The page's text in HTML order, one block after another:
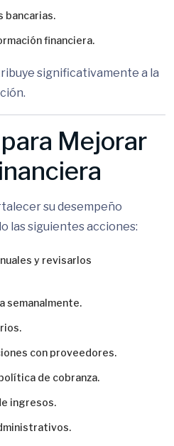
bancarias.
financiera.
significativamente a la
Mejorar
su desempeño
las siguientes acciones:
y revisarlos
semanalmente.
con proveedores.
de cobranza.
ingresos.